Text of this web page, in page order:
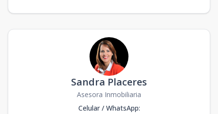
Sandra Placeres
Asesora Inmobiliaria
Celular / WhatsApp: